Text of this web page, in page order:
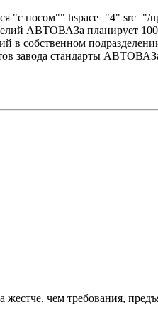
носом"" hspace="4"
АВТОВАЗа планирует
в собственном
завода стандарты
чем требования,